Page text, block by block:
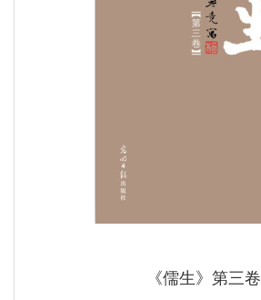
《儒生》第三卷